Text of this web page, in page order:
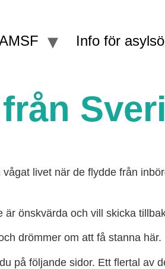
Info för
livet när de flydde från
önskvärda och vill skicka
drömmer om att få stanna här.
på följande sidor. Ett flertal av